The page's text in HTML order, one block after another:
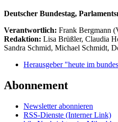
Deutscher Bundestag,
Verantwortlich: Frank Bergmann
Redaktion: Lisa Brüßler, Claudia
Sandra Schmid, Michael Schmidt,
Herausgeber "heute im
Abonnement
Newsletter abonnieren
RSS-Dienste (Interner Link)